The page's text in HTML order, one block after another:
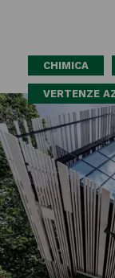
CHIMICA
VERTENZE